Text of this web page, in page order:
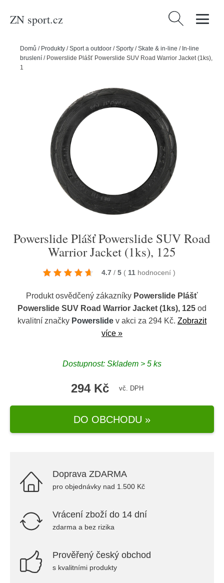
ZN sport.cz Vyhledávání
Domů / Produkty /Sport a outdoor /Sporty /Skate & in-line / In-line
bruslení / Powerslide Plášť Powerslide SUV Road Warrior Jacket (1ks),
125
Powerslide Plášť Powerslide SUV Road
Warrior Jacket (1ks), 125
4.7 / 5 ( 11 hodnocení )
Produkt osvědčený zákazníky Powerslide Plášť
Powerslide SUV Road Warrior Jacket (1ks), 125 od
kvalitní značky Powerslide v akci za 294 Kč. Zobrazit
více »
Dostupnost: Skladem > 5 ks
294 Kč vč. DPH
DO OBCHODU »
Doprava ZDARMA
pro objednávky nad 1.500 Kč
Vrácení zboží do 14 dní
zdarma a bez rizika
Prověřený český obchod
s kvalitními produkty